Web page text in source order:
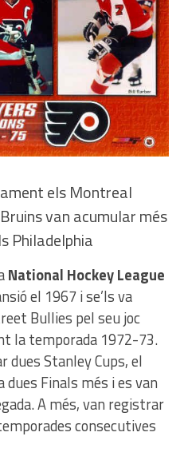
els Montreal
van acumular més
Philadelphia
National Hockey League
el 1967 i se’ls va
Bullies pel seu joc
la temporada 1972-73.
dues Stanley Cups, el
dues Finals més i es van
A més, van registrar
consecutives